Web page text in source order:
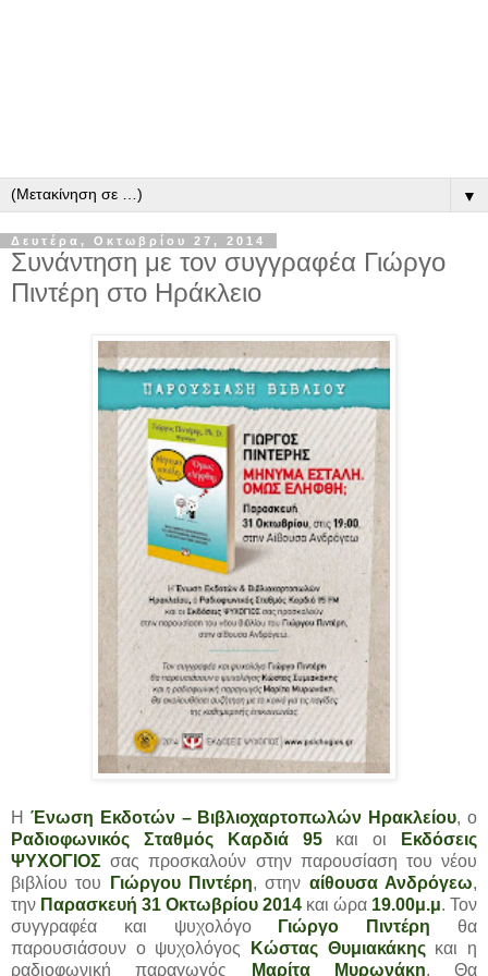
▼
Δευτέρα, Οκτωβρίου 27, 2014
Συνάντηση με τον συγγραφέα Γιώργο
Πιντέρη στο Ηράκλειο
Η Ένωση Εκδοτών – Βιβλιοχαρτοπωλών Ηρακλείου, ο
Ραδιοφωνικός Σταθμός Καρδιά 95και οι
Εκδόσεις
ΨΥΧΟΓΙΟΣ σας προσκαλούν στην παρουσίαση του νέου
βιβλίου του
Γιώργου Πιντέρη, στην αίθουσα Ανδρόγεω,
την Παρασκευή 31 Οκτωβρίου 2014 και ώρα 19.00μ.μ. Τον
συγγραφέα και ψυχολόγο
Γιώργο Πιντέρη θα
παρουσιάσουν ο ψυχολόγος
Κώστας Θυμιακάκηςκαι η
ραδιοφωνική παραγωγός
Μαρίτα Μυρωνάκη. Θα